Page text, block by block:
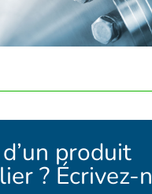
produit
? Écrivez-